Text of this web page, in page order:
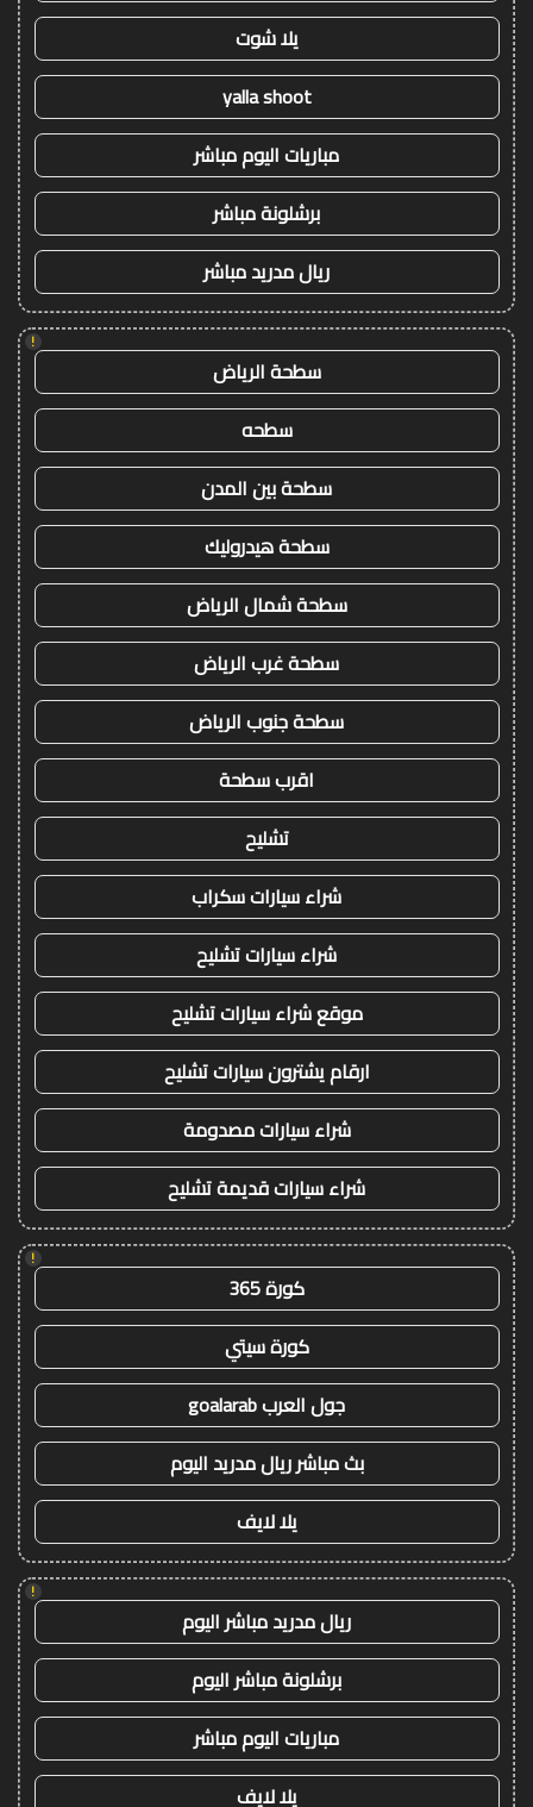
يلا شوت
yalla shoot
مباريات اليوم مباشر
برشلونة مباشر
ريال مدريد مباشر
!
سطحة الرياض
سطحه
سطحة بين المدن
سطحة هيدروليك
سطحة شمال الرياض
سطحة غرب الرياض
سطحة جنوب الرياض
اقرب سطحة
تشليح
شراء سيارات سكراب
شراء سيارات تشليح
موقع شراء سيارات تشليح
ارقام يشترون سيارات تشليح
شراء سيارات مصدومة
شراء سيارات قديمة تشليح
!
كورة 365
كورة سيتي
جول العرب goalarab
بث مباشر ريال مدريد اليوم
يلا لايف
!
ريال مدريد مباشر اليوم
برشلونة مباشر اليوم
مباريات اليوم مباشر
يلا لايف